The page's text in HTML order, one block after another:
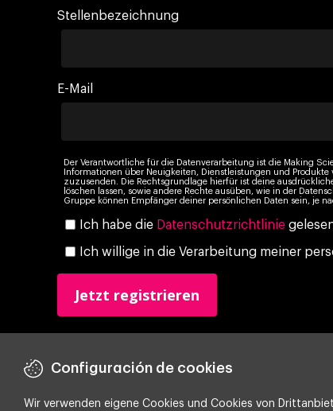
Stellenbezeichnung
E-Mail
Der Verantwortliche für die Datenverarbeitung ist die Making
Informationen über Neuigkeiten, Dienstleistungen und
zuzusenden. Die Rechtsgrundlage hierfür ist deine
löschen lassen, sowie andere Rechte ausüben, wie in der
Gruppe können Empfänger deiner persönlichen Daten sein, je
Ich habe die Datenschutzrichtlinie
Ich willige in die Verarbeitung meiner
Configuración de cookies
Wir verwenden eigene Cookies und Cookies von